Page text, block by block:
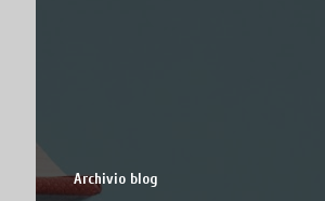
Archivio blog